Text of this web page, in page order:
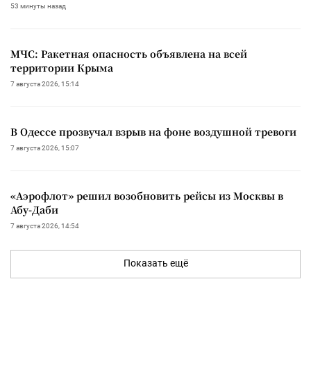
53 минуты назад
МЧС: Ракетная опасность объявлена на всей
территории Крыма
7 августа 2026, 15:14
В Одессе прозвучал взрыв на фоне воздушной тревоги
7 августа 2026, 15:07
«Аэрофлот» решил возобновить рейсы из Москвы в
Абу-Даби
7 августа 2026, 14:54
Показать ещё